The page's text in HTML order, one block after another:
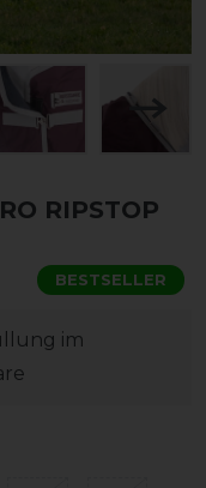
RIPSTOP
BESTSELLER
im